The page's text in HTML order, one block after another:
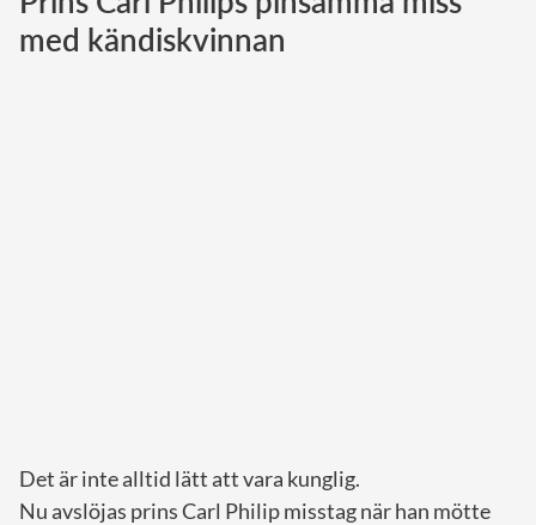
Norska kungahuset
med kändiskvinnan
Det är inte alltid lätt att vara kunglig.
Nu avslöjas prins Carl Philip misstag när han mötte